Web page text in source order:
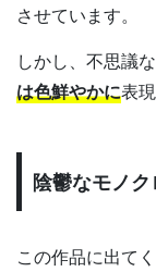
させています。
しかし、不思議
は色鮮やかに表
陰鬱なモノ
この作品に出て